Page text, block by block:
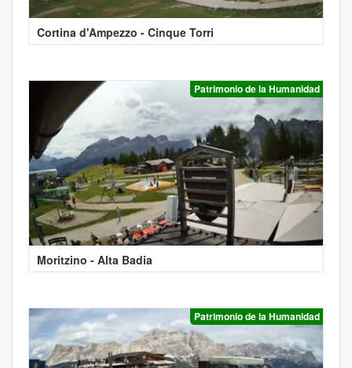
Cortina d'Ampezzo - Cinque Torri
Patrimonio de la Humanidad
Moritzino - Alta Badia
Patrimonio de la Humanidad